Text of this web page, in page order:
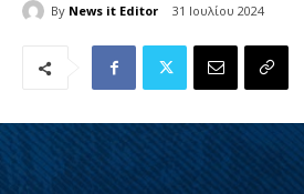
By News it Editor 31 Ιουλίου 2024